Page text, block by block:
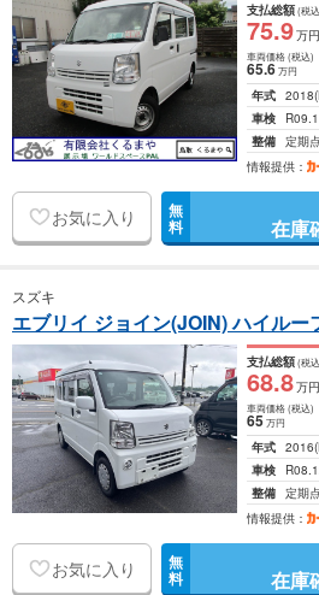
支払総額(税
75.9万円
車両価格(税込)
65.6万円
年式 2018
車検
R09.1
整備 定期
情報提供：
お気に入り 無
料 在庫
スズキ
エブリイ ジョイン(JOIN) ハイルー
支払総額(税
68.8万円
車両価格(税込)
65万円
年式 2016
車検
整備 定期
情報提供：
お気に入り 無
料 在庫